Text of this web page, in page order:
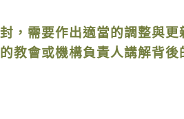
，需要作出適當的調整與更
教會或機構負責人講解背後